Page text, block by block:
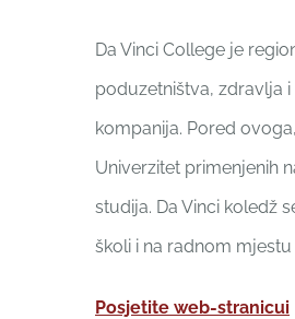
Da Vinci College je
poduzetništva, zdravlja
kompanija. Pored
Univerzitet primenjenih
studija. Da Vinci koledž
školi i na radnom
Posjetite web-stranicui